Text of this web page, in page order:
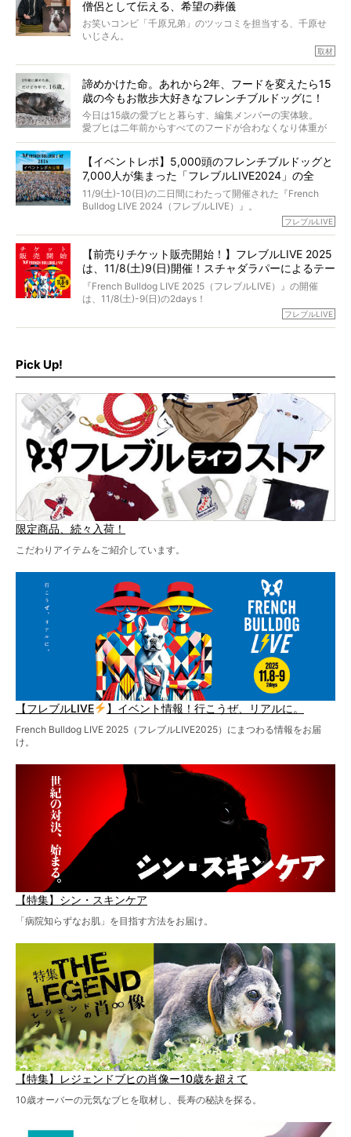
犬の旅立ちや供養についてインタビュー。
インタビュアー兼対談相手は、大の犬好きで心霊分野の知
識にも長けているPELIさん。
「愛犬が旅立ったあと、ベッドやおもちゃはどうすればい
い？」「お骨はどうするべき？」「お花やお線香は喜んで
くれる？」
さらには、霊感がない人でも愛犬が成仏したことを知る方
法まで。
お笑い芸人だからこそ暗くなりすぎない、むしろ心がスッ
と軽くなる。
永久保存版のスペシャル対談です！
僧侶として伝える、希望の葬儀
お笑いコンビ「千原兄弟」のツッコミを担当する、千原せ
いじさん。
今年で結成35周年を迎え、芸人としての活躍も目覚ましい
た。
僧侶としての名は「靖賢（せいけん）」。
当時54歳という年齢にして、なぜ動物専門僧侶という道を
選んだのか。
また、愛犬の旅立ちとどのように向き合うべきなのか。
た。
取材
諦めかけた命。あれから2年、フードを変えたら15
歳の今もお散歩大好きなフレンチブルドッグに！
今日は15歳の愛ブヒと暮らす、編集メンバーの実体験。
愛ブヒは二年前からすべてのフードが合わなくなり体重が
激減。検査をしても異常はなく「年齢のせいですね…」と言
もう諦めるしかないのかな…そんなとき、我が家に届いたの
が「THE fu-do(ザ・フード)」の試食品でした。
そして「THE fu-do(ザ・フード)」を食べつづけて二年、愛
ブヒは15歳になり、今も元気にお散歩をしています。
今回は、二年前の絶望から今までを包み隠さず、時系列で
【イベントレポ】5,000頭のフレンチブルドッグと
7,000人が集まった「フレブルLIVE2024」の全
貌！
11/9(土)-10(日)の二日間にわたって開催された『French
Bulldog LIVE 2024（フレブルLIVE）』。
今年はのべ5,000頭のフレンチブルドッグと7,000人のフレ
day1の司会はフレブルラバーのロッチさん。day2の音楽フ
ェスには世代ど真ん中のPUFFYが出演するなど、例年以上
に豪華なラインナップ。
北は北海道、南は鹿児島県から。全国のフレンチブルドッ
グが一堂に会した「フレブルLIVE2024」の模様を、詳しく
フレブルLIVE
【前売りチケット販売開始！】フレブルLIVE 2025
は、11/8(土)9(日)開催！スチャダラパーによるテー
マソング制作も決定
『French Bulldog LIVE 2025（フレブルLIVE）』の開催
は、11/8(土)-9(日)の2days！
お得な前売りチケット、いよいよ販売スタートです！
ど、内容盛りだくさんでお送りしていますので、最後まで
お見逃しなく！
フレブルLIVE
Pick Up!
限定商品、続々入荷！
こだわりアイテムをご紹介しています。
【フレブルLIVE 】イベント情報！行こうぜ、リアルに。
French Bulldog LIVE 2025（フレブルLIVE2025）にまつわる情報をお届
け。
【特集】シン・スキンケア
「病院知らずなお肌」を目指す方法をお届け。
【特集】レジェンドブヒの肖像ー10歳を超えて
10歳オーバーの元気なブヒを取材し、長寿の秘訣を探る。